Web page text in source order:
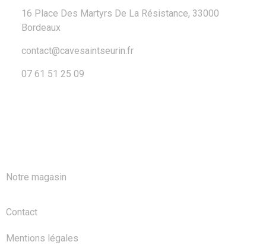
16 Place Des Martyrs De La Résistance, 33000
Bordeaux
contact@cavesaintseurin.fr
07 61 51 25 09
Notre magasin
Contact
Mentions légales